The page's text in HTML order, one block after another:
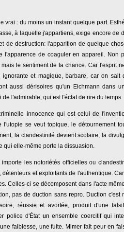
vrai : du moins un instant quelque part.
à laquelle j'appartiens, exige encore de
de destruction: l'apparition de quelque
l'apparence de coaguler en appareil. Non
le sentiment de la chance. Car l'esprit
et magique, barbare, car on sait
aussi dérisoires qu'un Eichmann dans
l'admirable, qui est l'éclat de rire du temps.
innocence qui est celui de
se veut topique, le détournement
la clandestinité devient scolaire, la
qui elle-même porte la dissuasion.
les notoriétés officielles ou
et exploitants de l'authentique.
Celles-ci se décomposent dans l'acte
pas de duction sans repro. Duction c'est
réussie et avortée, produit d'une
police d'État un ensemble coercitif qui
faiblesse, une fuite. Mimer fait peur en